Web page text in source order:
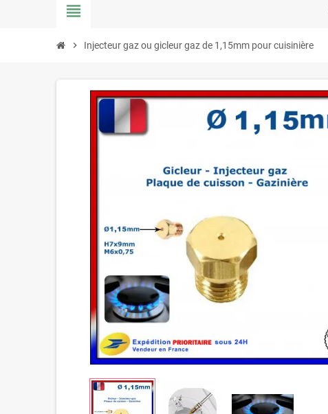
view_headline
chevron_right Injecteur gaz ou gicleur gaz de 1,15mm pour cuisinière